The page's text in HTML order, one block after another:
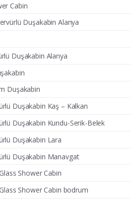
Cabin
Duşakabin Alanya
Duşakabin Alanya
Duşakabin
Duşakabin Kaş – Kalkan
Duşakabin Kundu-Serik-Belek
Duşakabin Lara
Duşakabin Manavgat
Shower Cabin
Shower Cabin bodrum